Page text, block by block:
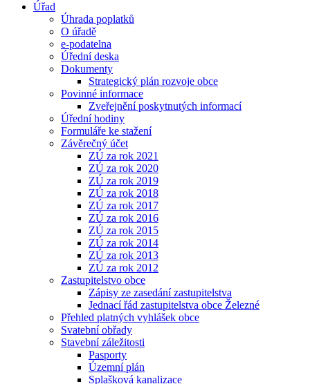
Úřad
Úhrada poplatků
O úřadě
e-podatelna
Úřední deska
Dokumenty
Strategický plán rozvoje obce
Povinné informace
Zveřejnění poskytnutých informací
Úřední hodiny
Formuláře ke stažení
Závěrečný účet
ZÚ za rok 2021
ZÚ za rok 2020
ZÚ za rok 2019
ZÚ za rok 2018
ZÚ za rok 2017
ZÚ za rok 2016
ZÚ za rok 2015
ZÚ za rok 2014
ZÚ za rok 2013
ZÚ za rok 2012
Zastupitelstvo obce
Zápisy ze zasedání zastupitelstva
Jednací řád zastupitelstva obce Železné
Přehled platných vyhlášek obce
Svatební obřady
Stavební záležitosti
Pasporty
Územní plán
Splašková kanalizace